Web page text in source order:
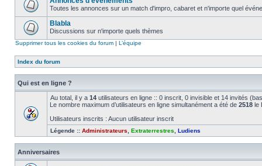
Toutes les annonces sur un match d'impro, cabaret et n'importe quel
Blabla
Discussions sur n'importe quels thèmes
Supprimer tous les cookies du forum | L’équipe
Index du forum
Qui est en ligne ?
Au total, il y a 14 utilisateurs en ligne :: 0 inscrit, 0 invisible et 14 invités
Le nombre maximum d’utilisateurs en ligne simultanément a été de 2518 le
Utilisateurs inscrits : Aucun utilisateur inscrit
Légende :: Administrateurs Extraterrestres Ludiens
Anniversaires